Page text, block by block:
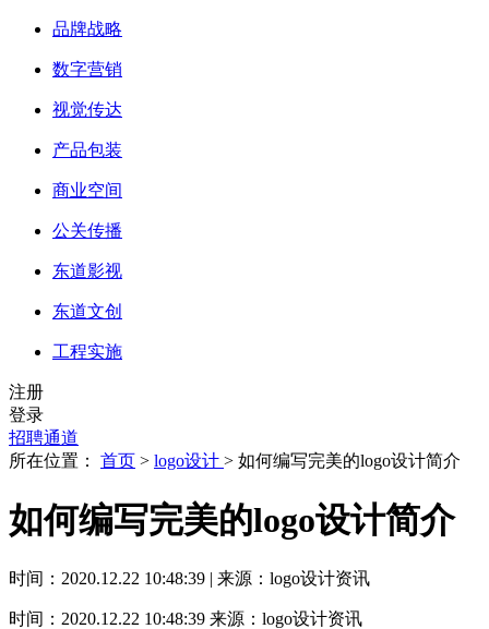
品牌战略
数字营销
视觉传达
产品包装
商业空间
公关传播
东道影视
东道文创
工程实施
注册
登录
招聘通道
所在位置： 首页 > logo设计 > 如何编写完美的logo设计简介
如何编写完美的logo设计简介
时间：2020.12.22 10:48:39 | 来源：logo设计资讯
时间：2020.12.22 10:48:39 来源：logo设计资讯